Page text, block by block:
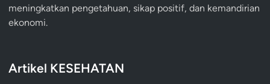
meningkatkan pengetahuan, sikap positif, dan kemandirian
ekonomi.
Artikel KESEHATAN